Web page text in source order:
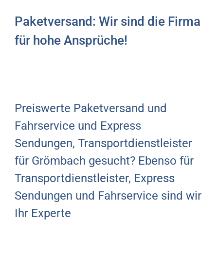
Paketversand: Wir sind die Firma
für hohe Ansprüche!
Preiswerte Paketversand und
Fahrservice und Express
Sendungen, Transportdienstleister
für Grömbach gesucht? Ebenso für
Transportdienstleister, Express
Sendungen und Fahrservice sind wir
Ihr Experte